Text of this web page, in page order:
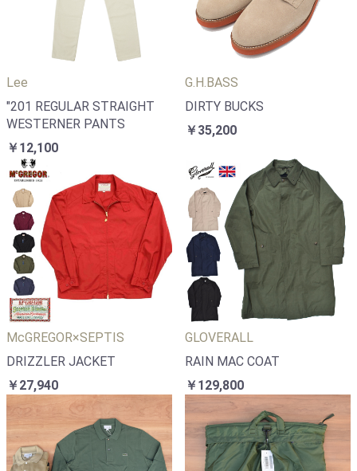
Lee
"201 REGULAR STRAIGHT
WESTERNER PANTS
￥12,100
G.H.BASS
DIRTY BUCKS
￥35,200
McGREGOR×SEPTIS
DRIZZLER JACKET
￥27,940
GLOVERALL
RAIN MAC COAT
￥129,800